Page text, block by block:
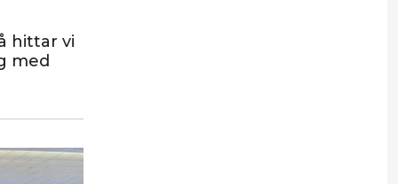
hittar vi
med